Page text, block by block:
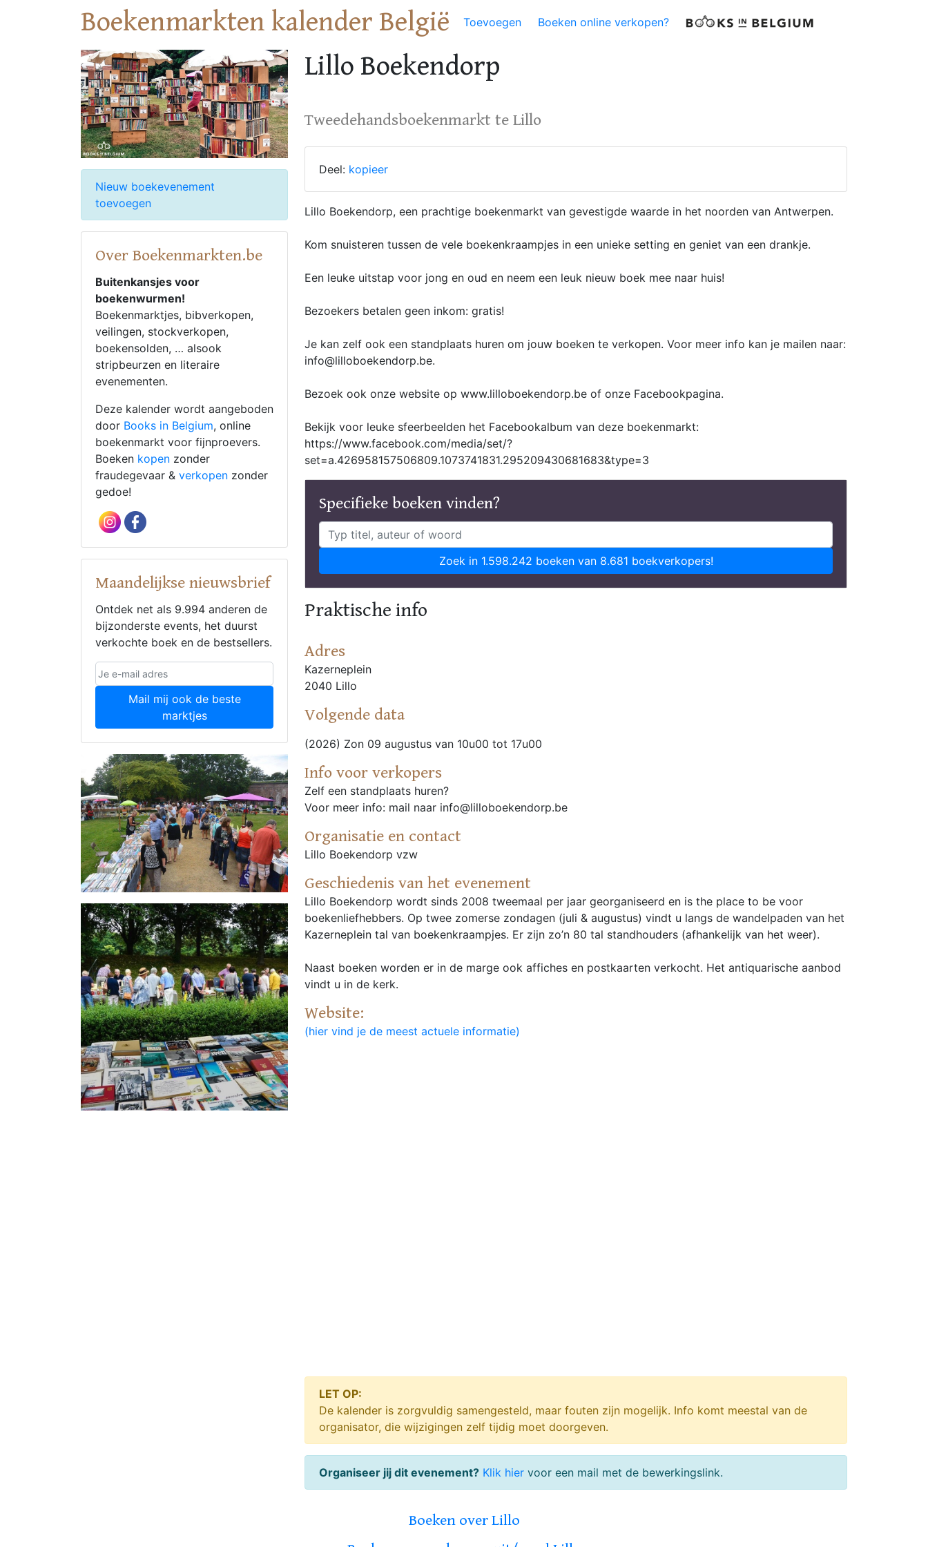
Boekenmarkten kalender België Toevoegen Boeken online verkopen?
Nieuw boekevenement
toevoegen
Over Boekenmarkten.be
Buitenkansjes voor
boekenwurmen!
Boekenmarktjes, bibverkopen,
veilingen, stockverkopen,
boekensolden, … alsook
stripbeurzen en literaire
evenementen.
Deze kalender wordt aangeboden
door Books in Belgium, online
boekenmarkt voor fijnproevers.
Boeken kopen zonder
fraudegevaar & verkopen zonder
gedoe!
Maandelijkse nieuwsbrief
Ontdek net als 9.994 anderen de
bijzonderste events, het duurst
verkochte boek en de bestsellers.
Mail mij ook de beste
marktjes
Lillo Boekendorp
Tweedehandsboekenmarkt te Lillo
Deel: kopieer
Lillo Boekendorp, een prachtige boekenmarkt van gevestigde waarde in het noorden van Antwerpen.
Kom snuisteren tussen de vele boekenkraampjes in een unieke setting en geniet van een drankje.
Een leuke uitstap voor jong en oud en neem een leuk nieuw boek mee naar huis!
Bezoekers betalen geen inkom: gratis!
Je kan zelf ook een standplaats huren om jouw boeken te verkopen. Voor meer info kan je mailen naar:
info@lilloboekendorp.be.
Bezoek ook onze website op www.lilloboekendorp.be of onze Facebookpagina.
Bekijk voor leuke sfeerbeelden het Facebookalbum van deze boekenmarkt:
https://www.facebook.com/media/set/?
set=a.426958157506809.1073741831.295209430681683&type=3
Specifieke boeken vinden?
Zoek in 1.598.242 boeken van 8.681 boekverkopers!
Praktische info
Adres
Kazerneplein
2040 Lillo
Volgende data
(2026) Zon 09 augustus van 10u00 tot 17u00
Info voor verkopers
Zelf een standplaats huren?
Voor meer info: mail naar info@lilloboekendorp.be
Organisatie en contact
Lillo Boekendorp vzw
Geschiedenis van het evenement
Lillo Boekendorp wordt sinds 2008 tweemaal per jaar georganiseerd en is the place to be voor
boekenliefhebbers. Op twee zomerse zondagen (juli & augustus) vindt u langs de wandelpaden van het
Kazerneplein tal van boekenkraampjes. Er zijn zo’n 80 tal standhouders (afhankelijk van het weer).
Naast boeken worden er in de marge ook affiches en postkaarten verkocht. Het antiquarische aanbod
vindt u in de kerk.
Website:
(hier vind je de meest actuele informatie)
LET OP:
De kalender is zorgvuldig samengesteld, maar fouten zijn mogelijk. Info komt meestal van de
organisator, die wijzigingen zelf tijdig moet doorgeven.
Organiseer jij dit evenement? Klik hier voor een mail met de bewerkingslink.
Boeken over Lillo